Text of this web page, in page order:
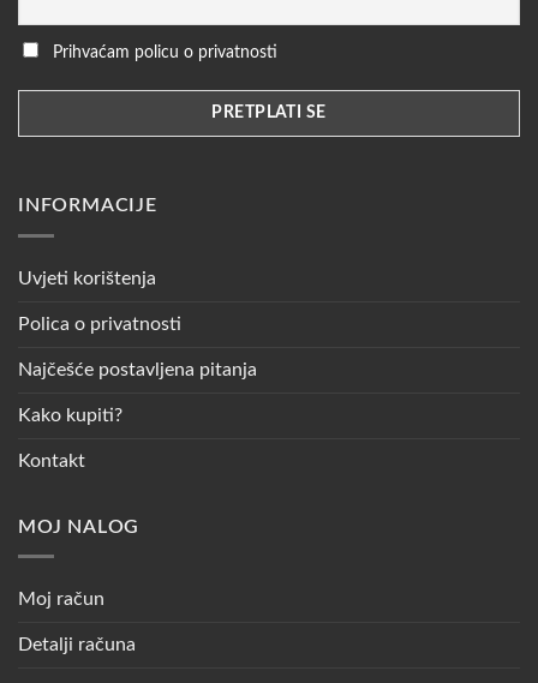
Prihvaćam policu o privatnosti
INFORMACIJE
Uvjeti korištenja
Polica o privatnosti
Najčešće postavljena pitanja
Kako kupiti?
Kontakt
MOJ NALOG
Moj račun
Detalji računa